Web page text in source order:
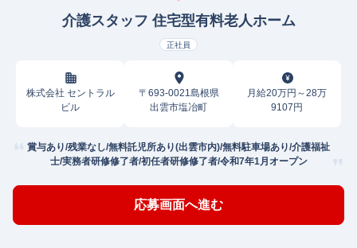
介護スタッフ 住宅型有料老人ホーム
正社員
株式会社 セントラル
ビル
〒693-0021島根県
出雲市塩冶町
月給20万円～28万
9107円
賞与あり/残業なし/無料託児所あり(出雲市内)/無料駐車場あり/介護福祉
士/実務者研修修了者/初任者研修修了者/令和7年1月オープン
応募画面へ進む